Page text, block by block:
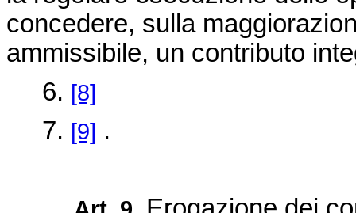
concedere, sulla
ammissibile, un contributo
6. [8]
7. [9] .